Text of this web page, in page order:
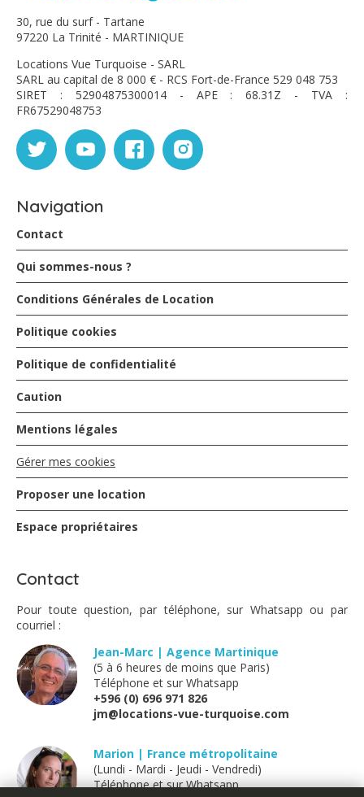
30, rue du surf - Tartane
97220 La Trinité - MARTINIQUE
Locations Vue Turquoise - SARL
SARL au capital de 8 000 € - RCS Fort-de-France 529 048 753
SIRET : 52904875300014 - APE : 68.31Z - TVA :
FR67529048753
Navigation
Contact
Qui sommes-nous ?
Conditions Générales de Location
Politique cookies
Politique de confidentialité
Caution
Mentions légales
Gérer mes cookies
Proposer une location
Espace propriétaires
Contact
Pour toute question, par téléphone, sur Whatsapp ou par
courriel :
Jean-Marc | Agence Martinique
(5 à 6 heures de moins que Paris)
Téléphone et sur Whatsapp
+596 (0) 696 971 826
jm@locations-vue-turquoise.com
Marion | France métropolitaine
(Lundi - Mardi - Jeudi - Vendredi)
Téléphone et sur Whatsapp